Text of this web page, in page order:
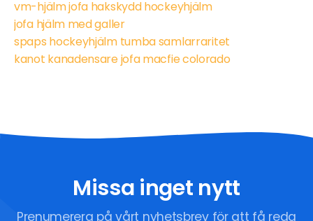
vm-hjälm jofa hakskydd hockeyhjälm
jofa hjälm med galler
spaps hockeyhjälm tumba samlarraritet
kanot kanadensare jofa macfie colorado
Missa inget nytt
Prenumerera på vårt nyhetsbrev för att få reda